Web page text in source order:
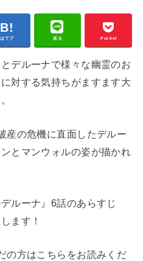
はてブ 送る Pocket
デルーナで様々な幽霊のお
対する気持ちがますます大
産の危機に直面したデルー
とマンウォルの姿が描かれ
ルーナ』6話のあらすじ
ます！
の方はこちらをお読みくだ